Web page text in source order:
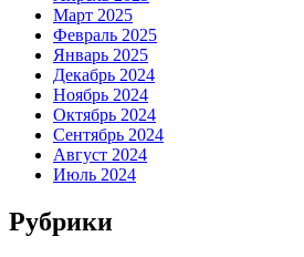
Март 2025
Февраль 2025
Январь 2025
Декабрь 2024
Ноябрь 2024
Октябрь 2024
Сентябрь 2024
Август 2024
Июль 2024
Рубрики